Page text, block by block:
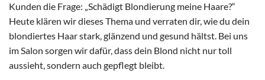
Kunden die Frage: „Schädigt Blondierung meine Haare?“
Heute klären wir dieses Thema und verraten dir, wie du dein
blondiertes Haar stark, glänzend und gesund hältst. Bei uns
im Salon sorgen wir dafür, dass dein Blond nicht nur toll
aussieht, sondern auch gepflegt bleibt.